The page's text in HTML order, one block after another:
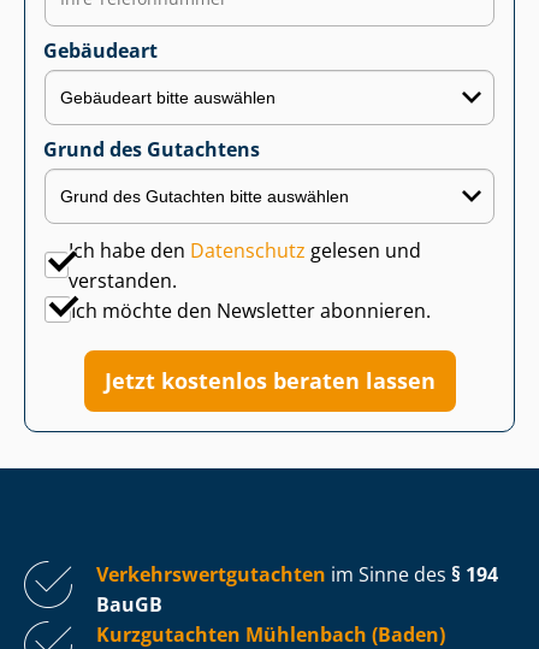
Gebäudeart
Grund des Gutachtens
Ich habe den Datenschutz gelesen und
verstanden.
Ich möchte den Newsletter abonnieren.
Jetzt kostenlos beraten lassen
Ver­kehrs­wert­gut­ach­ten im Sinne des § 194
BauGB
Kurzgutachten Mühlenbach (Baden)